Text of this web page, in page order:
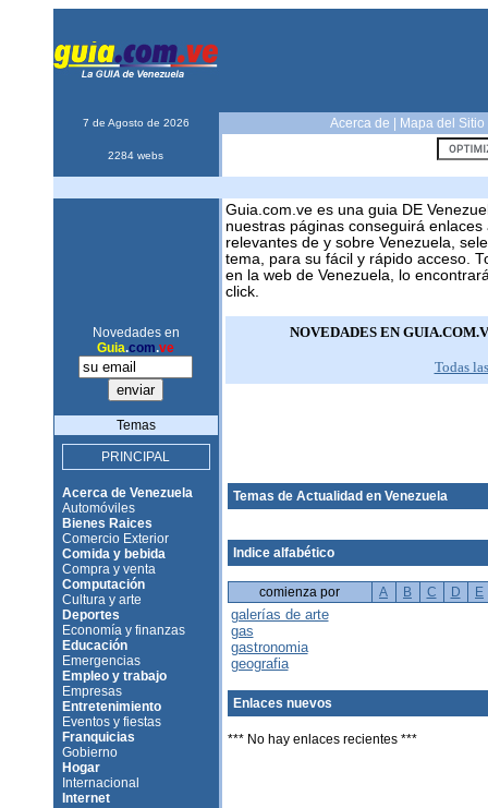
7 de Agosto de 2026 Acerca de Mapa del Sitio
2284 webs
Novedades en
Guia.com.ve
Temas
PRINCIPAL
Acerca de Venezuela
Automóviles
Bienes Raices
Comercio Exterior
Comida y bebida
Compra y venta
Computación
Cultura y arte
Deportes
Economía y finanzas
Educación
Emergencias
Empleo y trabajo
Empresas
Entretenimiento
Eventos y fiestas
Franquicias
Gobierno
Hogar
Internacional
Internet
Guia.com.ve es una guia DE
nuestras páginas conseguirá enlaces
relevantes de y sobre Venezuela,
tema, para su fácil y rápido acceso.
en la web de Venezuela, lo
click.
NOVEDADES EN
Todas
Temas de Actualidad en Venezuela
Indice alfabético
comienza por A B C D E
galerías de arte
gas
gastronomia
geografia
Enlaces nuevos
*** No hay enlaces recientes ***